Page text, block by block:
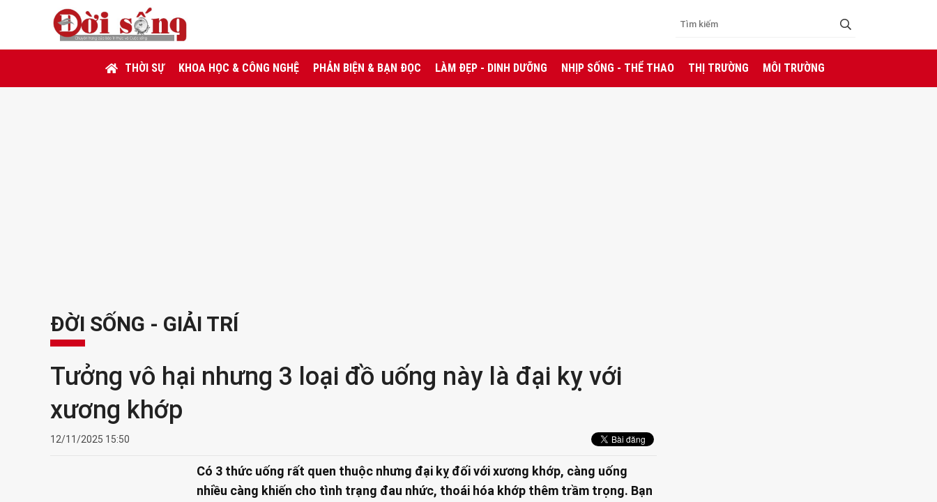
THỜI SỰ KHOA HỌC & CÔNG NGHỆ PHẢN BIỆN & BẠN ĐỌC LÀM ĐẸP - DINH DƯỠNG NHỊP SỐNG - THỂ THAO THỊ TRƯỜNG MÔI TRƯỜNG
ĐỜI SỐNG - GIẢI TRÍ
Tưởng vô hại nhưng 3 loại đồ uống này là đại kỵ với
xương khớp
12/11/2025 15:50
Có 3 thức uống rất quen thuộc nhưng đại kỵ đối với xương khớp, càng uống
nhiều càng khiến cho tình trạng đau nhức, thoái hóa khớp thêm trầm trọng. Bạn